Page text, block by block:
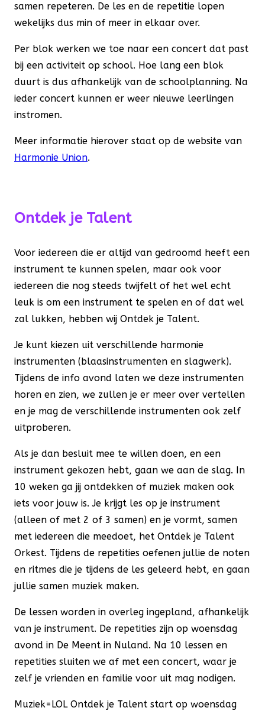
samen repeteren. De les en de repetitie lopen
wekelijks dus min of meer in elkaar over.
Per blok werken we toe naar een concert dat past
bij een activiteit op school. Hoe lang een blok
duurt is dus afhankelijk van de schoolplanning. Na
ieder concert kunnen er weer nieuwe leerlingen
instromen.
Meer informatie hierover staat op de website van
Harmonie Union.
Ontdek je Talent
Voor iedereen die er altijd van gedroomd heeft een
instrument te kunnen spelen, maar ook voor
iedereen die nog steeds twijfelt of het wel echt
leuk is om een instrument te spelen en of dat wel
zal lukken, hebben wij Ontdek je Talent.
Je kunt kiezen uit verschillende harmonie
instrumenten (blaasinstrumenten en slagwerk).
Tijdens de info avond laten we deze instrumenten
horen en zien, we zullen je er meer over vertellen
en je mag de verschillende instrumenten ook zelf
uitproberen.
Als je dan besluit mee te willen doen, en een
instrument gekozen hebt, gaan we aan de slag. In
10 weken ga jij ontdekken of muziek maken ook
iets voor jouw is. Je krijgt les op je instrument
(alleen of met 2 of 3 samen) en je vormt, samen
met iedereen die meedoet, het Ontdek je Talent
Orkest. Tijdens de repetities oefenen jullie de noten
en ritmes die je tijdens de les geleerd hebt, en gaan
jullie samen muziek maken.
De lessen worden in overleg ingepland, afhankelijk
van je instrument. De repetities zijn op woensdag
avond in De Meent in Nuland. Na 10 lessen en
repetities sluiten we af met een concert, waar je
zelf je vrienden en familie voor uit mag nodigen.
Muziek=LOL Ontdek je Talent start op woensdag